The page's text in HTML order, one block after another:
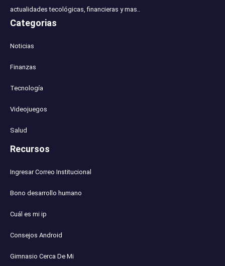
actualidades tecológicas, financieras y mas..
Categorias
Noticias
Finanzas
Tecnología
Videojuegos
Salud
Recursos
Ingresar Correo Institucional
Bono desarrollo humano
Cuál es mi ip
Consejos Android
Gimnasio Cerca De Mi